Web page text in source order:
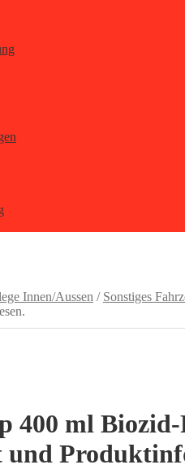
Innen/Aussen / Sonstiges
400 ml
und